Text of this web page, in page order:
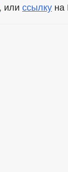
, или ссылку на